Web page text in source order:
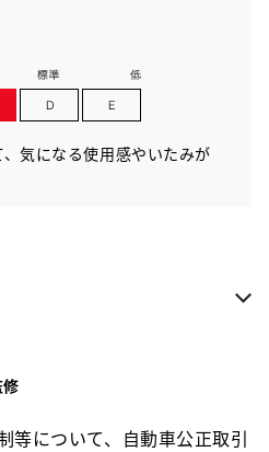
気になる使用感やいたみが
等について、自動車公正取引